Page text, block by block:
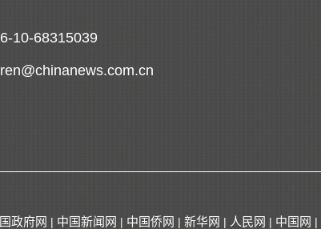
10-68315039
政府网 | 中国新闻网 | 中国侨网 | 新华网 | 人民网 | 中国网 |